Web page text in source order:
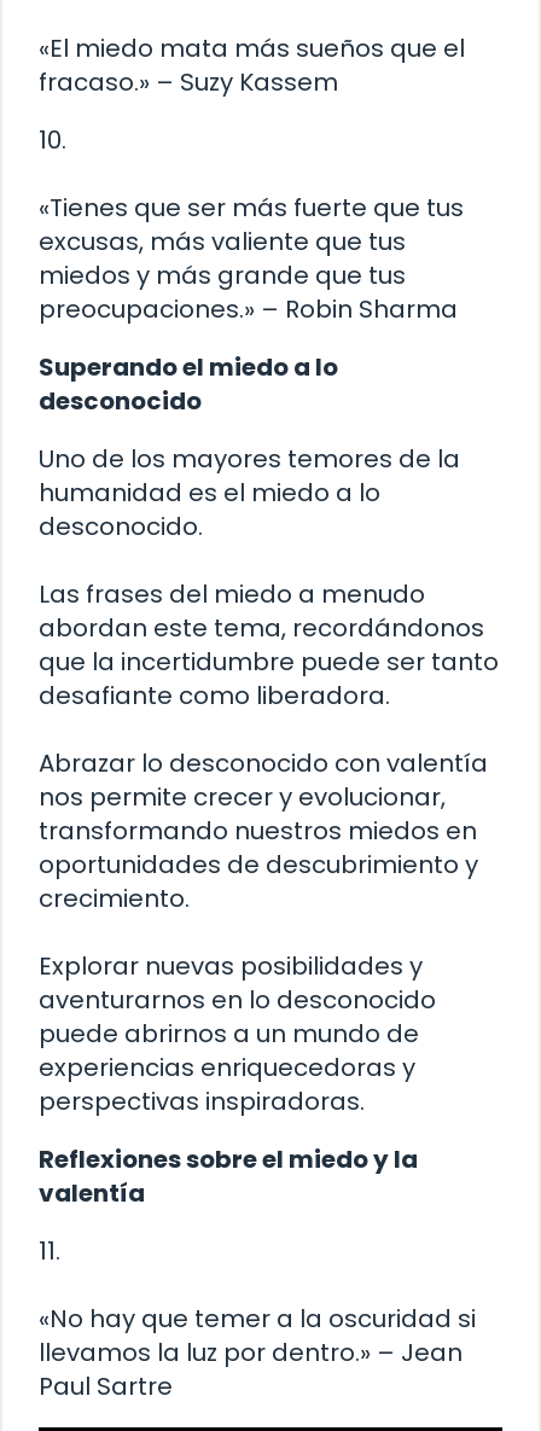
«El miedo mata más sueños que el
fracaso.» – Suzy Kassem
10.
«Tienes que ser más fuerte que tus
excusas, más valiente que tus
miedos y más grande que tus
preocupaciones.» – Robin Sharma
Superando el miedo a lo
desconocido
Uno de los mayores temores de la
humanidad es el miedo a lo
desconocido.
Las frases del miedo a menudo
abordan este tema, recordándonos
que la incertidumbre puede ser tanto
desafiante como liberadora.
Abrazar lo desconocido con valentía
nos permite crecer y evolucionar,
transformando nuestros miedos en
oportunidades de descubrimiento y
crecimiento.
Explorar nuevas posibilidades y
aventurarnos en lo desconocido
puede abrirnos a un mundo de
experiencias enriquecedoras y
perspectivas inspiradoras.
Reflexiones sobre el miedo y la
valentía
11.
«No hay que temer a la oscuridad si
llevamos la luz por dentro.» – Jean
Paul Sartre